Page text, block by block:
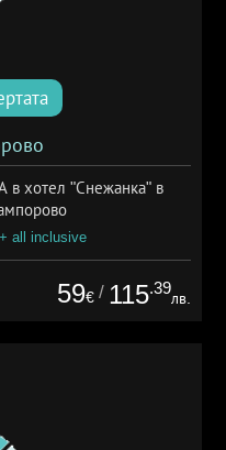
в хотел "Снежанка" в
all inclusive
59€ / 115.39
лв.